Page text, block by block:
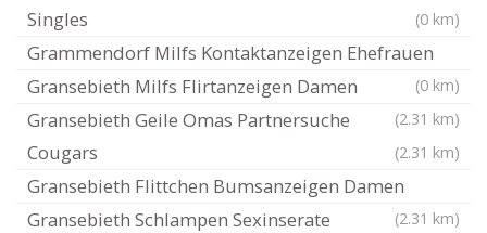
Singles
(0 km)
Grammendorf Milfs Kontaktanzeigen Ehefrauen
(0 km)
Gransebieth Milfs Flirtanzeigen Damen
(2.31 km)
Gransebieth Geile Omas Partnersuche
Cougars
(2.31 km)
Gransebieth Flittchen Bumsanzeigen Damen
(2.31 km)
Gransebieth Schlampen Sexinserate